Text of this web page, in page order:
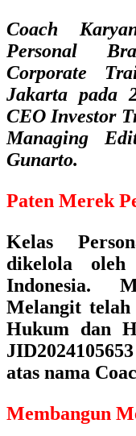
Coach
Personal
Corporate
Jakarta pada
CEO Investor
Managing
Gunarto.
Paten Merek
Kelas
dikelola
Indonesia.
Melangit
Hukum dan
atas nama
Membangun